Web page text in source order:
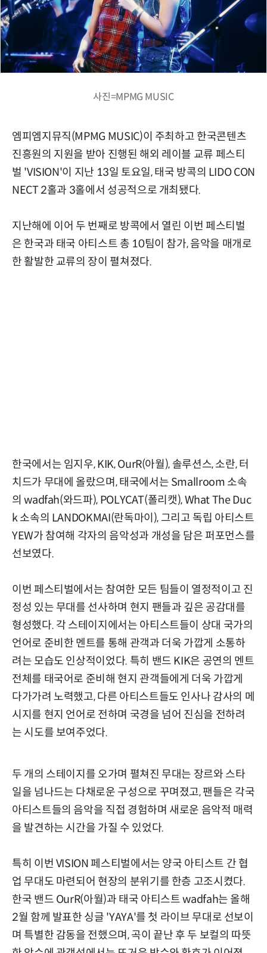
사진=MPMG MUSIC
엠피엠지뮤직(MPMG MUSIC)이 주최하고 한국콘텐츠
진흥원의 지원을 받아 진행된 해외 레이블 교류 페스티
벌 'VISION'이 지난 13일 토요일, 태국 방콕의 LIDO CON
NECT 2홀과 3홀에서 성공적으로 개최됐다.
지난해에 이어 두 번째로 방콕에서 열린 이번 페스티벌
은 한국과 태국 아티스트 총 10팀이 참가, 음악을 매개로
한 활발한 교류의 장이 펼쳐졌다.
한국에서는 임지우, KIK, OurR(아월), 솔루션스, 소란, 터
치드가 무대에 올랐으며, 태국에서는 Smallroom 소속
의 wadfah(와드파), POLYCAT(폴리캣), What The Duc
k 소속의 LANDOKMAI(란독마이), 그리고 독립 아티스트
YEW가 참여해 각자의 음악성과 개성을 담은 퍼포먼스를
선보였다.
이번 페스티벌에서는 참여한 모든 팀들이 열정적이고 진
정성 있는 무대를 선사하며 현지 팬들과 깊은 공감대를
형성했다. 각 스테이지에서는 아티스트들이 상대 국가의
언어로 준비한 멘트를 통해 관객과 더욱 가깝게 소통하
려는 모습도 인상적이었다. 특히 밴드 KIK은 공연의 멘트
전체를 태국어로 준비해 현지 관객들에게 더욱 가깝게
다가가려 노력했고, 다른 아티스트들도 인사나 감사의 메
시지를 현지 언어로 전하며 국경을 넘어 진심을 전하려
는 시도를 보여주었다.
두 개의 스테이지를 오가며 펼쳐진 무대는 장르와 스타
일을 넘나드는 다채로운 구성으로 꾸며졌고, 팬들은 각국
아티스트들의 음악을 직접 경험하며 새로운 음악적 매력
을 발견하는 시간을 가질 수 있었다.
특히 이번 VISION 페스티벌에서는 양국 아티스트 간 협
업 무대도 마련되어 현장의 분위기를 한층 고조시켰다.
한국 밴드 OurR(아월)과 태국 아티스트 wadfah는 올해
2월 함께 발표한 싱글 'YAYA'를 첫 라이브 무대로 선보이
며 특별한 감동을 전했으며, 곡이 끝난 후 두 보컬의 따뜻